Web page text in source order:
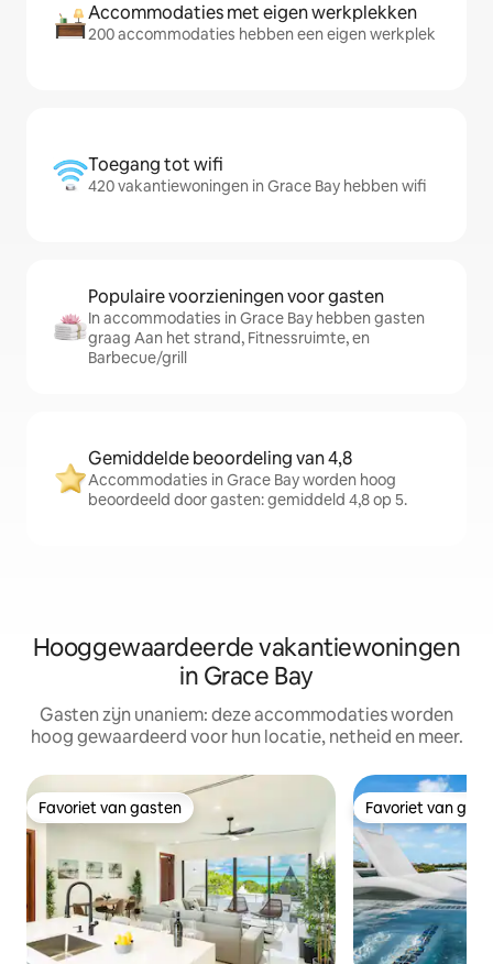
Accommodaties met eigen werkplekken
200 accommodaties hebben een eigen werkplek
Toegang tot wifi
420 vakantiewoningen in Grace Bay hebben wifi
Populaire voorzieningen voor gasten
In accommodaties in Grace Bay hebben gasten
graag Aan het strand, Fitnessruimte, en
Barbecue/grill
Gemiddelde beoordeling van 4,8
Accommodaties in Grace Bay worden hoog
beoordeeld door gasten: gemiddeld 4,8 op 5.
Hooggewaardeerde vakantiewoningen
in Grace Bay
Gasten zijn unaniem: deze accommodaties worden
hoog gewaardeerd voor hun locatie, netheid en meer.
Favoriet van gasten
Favoriet van gasten Favoriet van
Favoriet van